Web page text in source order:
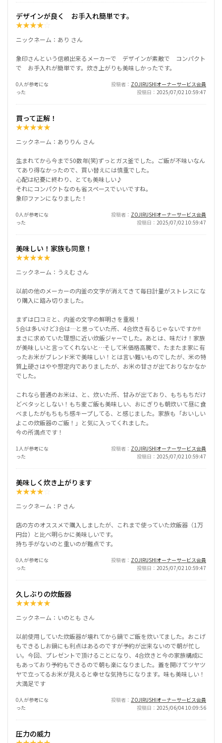
デザインが良く お手入れ簡単です。
★★★★
ニックネーム：あり さん
象印さんという信頼出来るメーカーで デザインが素敵で コンパクト
で お手入れが簡単です。炊き上がりも美味しかったです。
0人が参考にな
った
投稿者
ZOJIRUSHIオーナーサービス会員
投稿日
2025/07/02 10:59:47
買って正解！
★★★★★
ニックネーム：ありりん さん
生まれてから今まで50数年(笑)ずっとガス釜でした。ご飯が不味いなん
てあり得なかったので、買い替えには慎重でした。
心配は杞憂に終わり、とても美味しい♪
それにコンパクトなのも省スペースでいいですね。
象印ファンになりました！
0人が参考にな
った
投稿者
ZOJIRUSHIオーナーサービス会員
投稿日
2025/07/02 10:59:47
美味しい！家族も同意！
★★★★★
ニックネーム：うえむ さん
以前の他のメーカーの内釜の文字が消えてきて毎日計量がストレスにな
り購入に踏み切りました。
まずは口コミと、内釜の文字の鮮明さを重視！
5合は多いけど3合は…と思っていた所、4合炊き有るじゃないですか!!
まさに求めていた理想に近い炊飯ジャーでした。あとは、味だけ！家族
が美味しいと言ってくれないと…そして米価格高騰で、たまたま家に有
ったお米がブレンド米で美味しい！とは言い難いものでしたが、米の特
質上硬さはやや想定内でありましたが、お米の甘さが出ておりなかなか
でした。
これなら普通のお米は、と、炊いた所、甘みが出ており、もちもちだけ
どベタッとしない！もち麦ご飯も美味しい、おにぎりも朝炊いて昼に食
べましたがもちもち感キープしてる、と感じました。家族も「おいしい
よこの炊飯器のご飯！」と気に入ってくれました。
今の所満点です！
1人が参考にな
った
投稿者
ZOJIRUSHIオーナーサービス会員
投稿日
2025/07/02 10:59:47
美味しく炊き上がります
★★★★
ニックネーム：P さん
店の方のオススメで購入しましたが、これまで使っていた炊飯器（1万
円台）と比べ明らかに美味しいです。
持ち手がないのと重いのが難点です。
0人が参考にな
った
投稿者
ZOJIRUSHIオーナーサービス会員
投稿日
2025/07/02 10:59:47
久しぶりの炊飯器
★★★★★
ニックネーム：いのとも さん
以前使用していた炊飯器が壊れてから鍋でご飯を炊いてました。おこげ
もできるしお鍋にも利点はあるのですが予約が出来ないので朝が忙し
い。今回、プレゼントで頂けることになり、4合炊きと今の家族構成に
もあっており予約もできるので朝も楽になりました。蓋を開けてツヤツ
ヤで立ってるお米が見えると幸せな気持ちになります。味も美味しい！
大満足です
0人が参考にな
った
投稿者
ZOJIRUSHIオーナーサービス会員
投稿日
2025/06/04 10:09:56
圧力の威力